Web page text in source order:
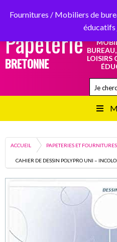
Papeterie
BRETONNE
LOISIRS
ACCUEIL PAPETERIES ET FOURNITURES
CAHIER DE DESSIN POLYPRO UNI –
Fournitures / Mobiliers de
éducatifs